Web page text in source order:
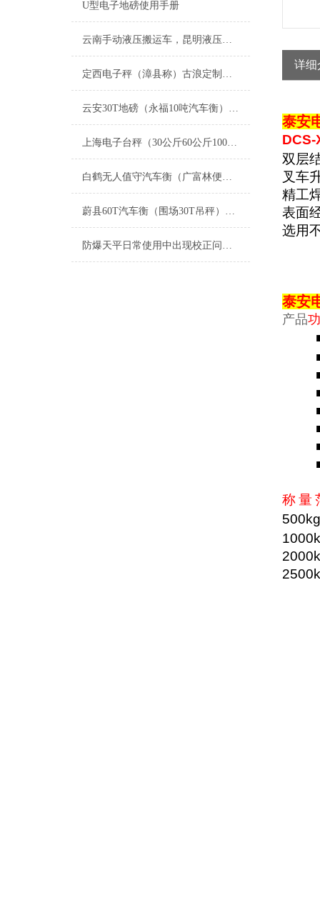
U型电子地磅使用手册
云南手动液压搬运车，昆明液压搬运秤，叉车秤
定西电子秤（漳县称）古浪定制电子秤维修
云安30T地磅（永福10吨汽车衡）兴宁15T吊秤）合浦道闸汽车衡维修
上海电子台秤（30公斤60公斤100公斤150公斤200公斤300公斤500公斤600公斤）
白鹤无人值守汽车衡（广富林便携式汽车衡）徐行防爆秤）月浦地磅维修
蔚县60T汽车衡（围场30T吊秤）孟村100吨地磅）左云道闸地磅维修
防爆天平日常使用中出现校正问题提供几个处理方法
详细
泰安
DCS-
双层
叉车
精工
表面
选用
泰安
产品
称量
500kg